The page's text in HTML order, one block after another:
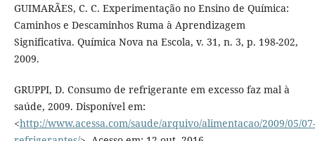
GUIMARÃES, C. C. Experimentação no Ensino de Química:
Caminhos e Descaminhos Ruma à Aprendizagem
Significativa. Química Nova na Escola, v. 31, n. 3, p. 198-202,
2009.
GRUPPI, D. Consumo de refrigerante em excesso faz mal à
saúde, 2009. Disponível em:
<http://www.acessa.com/saude/arquivo/alimentacao/2009/05/07-